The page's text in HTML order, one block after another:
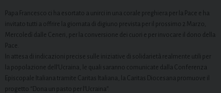
Papa Francesco ci ha esortato a unirci in una corale preghiera per la Pace e ha
invitato tutti a offrire la giornata di digiuno prevista per il prossimo 2 Marzo,
Mercoledì dalle Ceneri, per la conversione dei cuori e per invocare il dono della
Pace.
In attesa di indicazioni precise sulle iniziative di solidarietà realmente utili per
la popolazione dell’Ucraina, le quali saranno comunicate dalla Conferenza
Episcopale Italiana tramite Caritas Italiana, la Caritas Diocesana promuove il
progetto “Dona un pasto per l’Ucraina”.